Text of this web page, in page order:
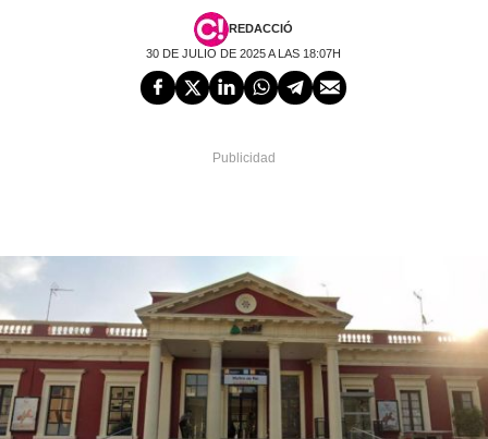
REDACCIÓ
30 DE JULIO DE 2025 A LAS 18:07H